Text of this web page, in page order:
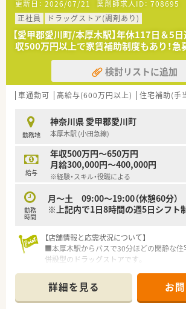
更新日： 2026/07/21 薬剤師求人ID： 708695
正社員
ドラッグストア(調剤あり)
【愛甲郡愛川町/本厚木駅】年休117日＆5
収500万円以上で家賃補助制度もあり！急
検討リストに追加
車通勤可 高給与(600万円以上) 住宅補助(手
勤務地
神奈川県 愛甲郡愛川町
本厚木駅 (小田急線)
給与
年収500万円～650万円
月給300,000円～400,000円
※経験・スキル・役職による
勤務
時間
月～土 09:00～19:00（休憩60分）
※上記内で1日8時間の週5日シフト
【店舗情報と応需状況について】
■本厚木駅からバスで30分ほどの閑静な住
併設型のドラッグストアです。
■内科や消化器科、外科などのクリニックの
療機関から1日約20枚の処方箋を応需して
■常勤薬剤師が在籍しており、調剤事務ス
詳細を見る お